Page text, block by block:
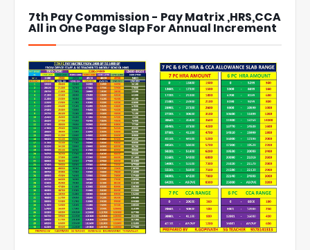
7th Pay Commission - Pay Matrix ,HRS,CCA
All in One Page Slap For Annual Increment